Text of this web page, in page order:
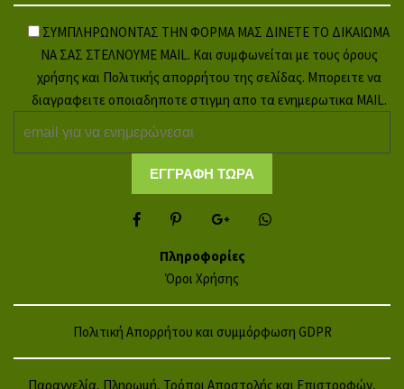
ΣΥΜΠΛΗΡΩΝΟΝΤΑΣ ΤΗΝ ΦΟΡΜΑ ΜΑΣ ΔΙΝΕΤΕ ΤΟ ΔΙΚΑΙΩΜΑ
ΝΑ ΣΑΣ ΣΤΕΛΝΟΥΜΕ MAIL. Και συμφωνείται με τους όρους
χρήσης και Πολιτικής απορρήτου της σελίδας. Μπορειτε να
διαγραφειτε οποιαδηποτε στιγμη απο τα ενημερωτικα MAIL.
Πληροφορίες
Όροι Χρήσης
Πολιτική Απορρήτου και συμμόρφωση GDPR
Παραγγελία, Πληρωμή, Τρόποι Αποστολής και Επιστροφών,